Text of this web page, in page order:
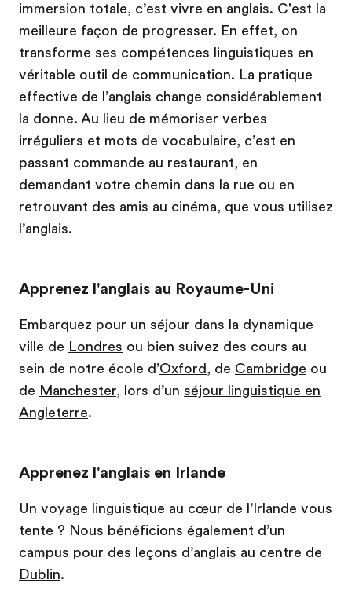
immersion totale, c’est vivre en anglais. C'est la
meilleure façon de progresser. En effet, on
transforme ses compétences linguistiques en
véritable outil de communication. La pratique
effective de l’anglais change considérablement
la donne. Au lieu de mémoriser verbes
irréguliers et mots de vocabulaire, c’est en
passant commande au restaurant, en
demandant votre chemin dans la rue ou en
retrouvant des amis au cinéma, que vous utilisez
l’anglais.
Apprenez l'anglais au Royaume-Uni
Embarquez pour un séjour dans la dynamique
ville de Londres ou bien suivez des cours au
sein de notre école d’Oxford , de Cambridge ou
de Manchester, lors d’un séjour linguistique en
Angleterre.
Apprenez l'anglais en Irlande
Un voyage linguistique au cœur de l’Irlande vous
tente ? Nous bénéficions également d’un
campus pour des leçons d’anglais au centre de
Dublin.